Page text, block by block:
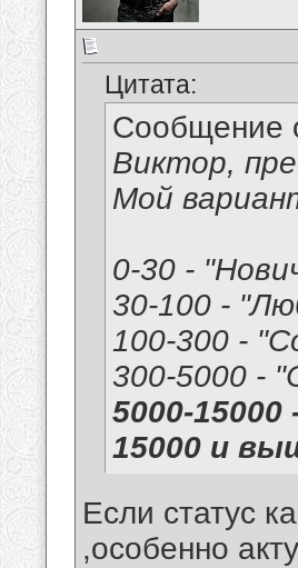
Цитата:
Сообщение
Виктор,
Мой
0-30 -
30-100 -
100-300 -
300-5000 -
5000-
15000 и
Если статус
,особенно